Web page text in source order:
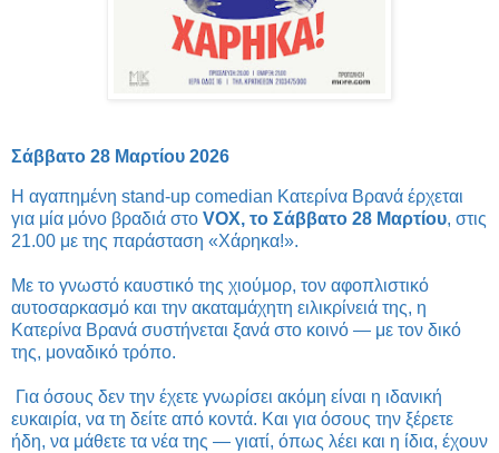
Σάββατο 28 Μαρτίου 2026
Η αγαπημένη stand-up comedian Κατερίνα Βρανά έρχεται
για μία μόνο βραδιά στο VOX, το Σάββατο 28 Μαρτίου, στις
21.00 με της παράσταση «Χάρηκα!».
Με το γνωστό καυστικό της χιούμορ, τον αφοπλιστικό
αυτοσαρκασμό και την ακαταμάχητη ειλικρίνειά της, η
Κατερίνα Βρανά συστήνεται ξανά στο κοινό — με τον δικό
της, μοναδικό τρόπο.
Για όσους δεν την έχετε γνωρίσει ακόμη είναι η ιδανική
ευκαιρία, να τη δείτε από κοντά. Και για όσους την ξέρετε
ήδη, να μάθετε τα νέα της — γιατί, όπως λέει και η ίδια, έχουν